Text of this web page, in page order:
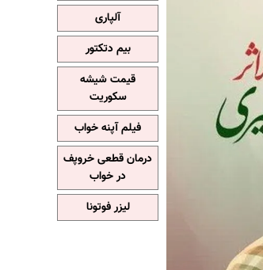
آلپاری
بیم دتکتور
قیمت شیشه
سکوریت
فیلم آپنه خواب
درمان قطعی خروپف
در خواب
لیزر فوتونا